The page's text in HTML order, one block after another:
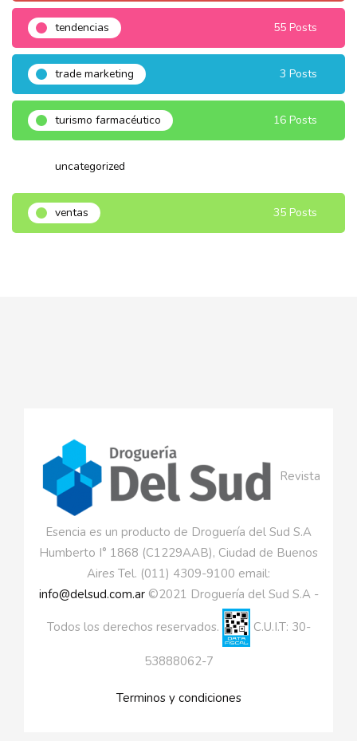
tendencias 55 Posts
trade marketing 3 Posts
turismo farmacéutico 16 Posts
uncategorized
ventas 35 Posts
Revista
Esencia es un producto de Droguería del Sud S.A
Humberto I° 1868 (C1229AAB), Ciudad de Buenos
Aires Tel. (011) 4309-9100 email:
info@delsud.com.ar©2021 Droguería del Sud S.A -
Todos los derechos reservados. C.U.I.T: 30-
53888062-7
Terminos y condiciones